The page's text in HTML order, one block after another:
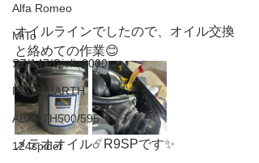
Alfa Romeo
MiTo
SZ/147/Giulia2000
FIAT/ABARTH
ABARTH500/595
124spider
オイルラインでしたので、オイル交換
と絡めての作業😊
メテオオイル☄️R9SPです✨